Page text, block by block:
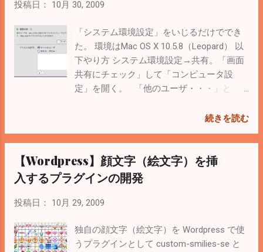
ェック。
投稿日： 10月 30, 2009
「システム環境設定」をいじるだけででき
た。 環境はMac OS X 10.5.8（Leopard） 以
下やり方 システム環境設定→共有。「画面
共有にチェック」して「コンピュータ設
定」を開く。 「他のユーザ・・・」と
グインするためのパスワードを設定。 Mac
境設定→セキュリティ→ファイヤーウォー
ルも制限かけてないかチェックしておく。
Windows側からは VNC を使う。 インスト
ールが必要ないVNC Viewerというのがある
ので、 ここ からダウンロード。フリーだけ
ド・インストールしても大丈夫だと思う。
ここ から。 VNC Viewerをダウンロードし
続きを読む
【Wordpress】顔文字（絵文字）を挿
入するプラグインの開発
投稿日： 10月 29, 2009
独自の顔文字（絵文字）を Wordpress で使
うプラグインとして custom-smilies-se と